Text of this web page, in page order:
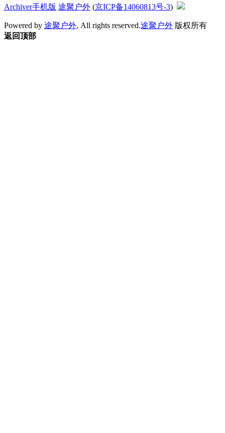
Archiver手机版 途聚户外 (京ICP备14060813号-3)
Powered by 途聚户外, All rights reserved.途聚户外 版权所有
返回顶部